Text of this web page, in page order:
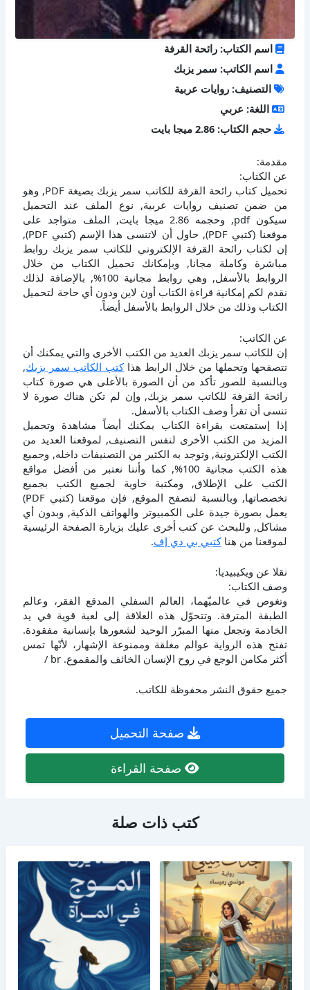
اسم الكتاب: رائحة القرفة
اسم الكاتب: سمر يزبك
التصنيف: روايات عربية
اللغة: عربي
حجم الكتاب: 2.86 ميجا بايت
مقدمة:
عن الكتاب:
تحميل كتاب رائحة القرفة للكاتب سمر يزبك بصيغة PDF, وهو
من ضمن تصنيف روايات عربية, نوع الملف عند التحميل
سيكون pdf, وحجمه 2.86 ميجا بايت, الملف متواجد على
موقعنا (كتبي PDF), حاول أن لاتنسى هذا الإسم (كتبي PDF),
إن لكتاب رائحة القرفة الإلكتروني للكاتب سمر يزبك روابط
مباشرة وكاملة مجانا, وبإمكانك تحميل الكتاب من خلال
الروابط بالأسفل, وهي روابط مجانية 100%, بالإضافة لذلك
نقدم لكم إمكانية قراءة الكتاب أون لاين ودون أي حاجة لتحميل
الكتاب وذلك من خلال الروابط بالأسفل أيضاً.
عن الكاتب:
إن للكاتب سمر يزبك العديد من الكتب الأخرى والتي يمكنك أن
تتصفحها وتحملها من خلال الرابط هذاكتب الكاتب سمر يزبك,
وبالنسبة للصور تأكد من أن الصورة بالأعلى هي صورة كتاب
رائحة القرفة للكاتب سمر يزبك, وإن لم تكن هناك صورة لا
تنسى أن تقرأ وصف الكتاب بالأسفل.
إذا إستمتعت بقراءة الكتاب يمكنك أيضاً مشاهدة وتحميل
المزيد من الكتب الأخرى لنفس التصنيف, لموقعنا العديد من
الكتب الإلكترونية, وتوجد به الكثير من التصنيفات داخله, وجميع
هذه الكتب مجانية 100%, كما وأننا نعتبر من أفضل مواقع
الكتب على الإطلاق, ومكتبة حاوية لجميع الكتب بجميع
تخصصاتها, وبالنسبة لتصفح الموقع, فإن موقعنا (كتبي PDF)
يعمل بصورة جيدة على الكمبيوتر والهواتف الذكية, وبدون أي
مشاكل, وللبحث عن كتب أخرى عليك بزيارة الصفحة الرئيسية
لموقعنا من هناكتبي بي دي إف.
نقلا عن ويكيبيديا:
وصف الكتاب:
وتغوص في عالميّهما، العالم السفلي المدقع الفقر، وعالم
الطبقة المترفة. وتتحوّل هذه العلاقة إلى لعبة قوية في يد
الخادمة وتجعل منها المبرّر الوحيد لشعورها بإنسانية مفقودة.
تفتح هذه الرواية عوالم مغلقة وممنوعة الإشهار، لأنّها تمس
أكثر مكامن الوجع في روح الإنسان الخائف والمقموع. br /
جميع حقوق النشر محفوظة للكاتب.
صفحة التحميل
صفحة القراءة
كتب ذات صلة